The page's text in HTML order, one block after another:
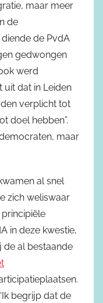
maar meer
de
de PvdA
gedwongen
werd
uit dat in Leiden
verplicht tot
doel hebben”.
maar
al snel
zich weliswaar
in deze kwestie,
de al bestaande
begrijp dat de